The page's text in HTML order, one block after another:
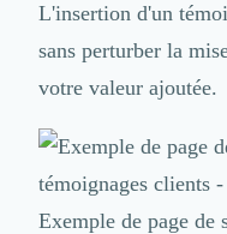
Support Client
Téléphonie &
Maintenance et Infogérance
BI, Analytics & Big Data
Graphisme & Illustration
Recherche Utilisateur
Design Thinking
L'insertion d'un
sans perturber la
votre valeur ajoutée.
Exemple de page de